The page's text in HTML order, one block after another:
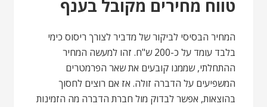
טווח מחירים מקובל בענף
המחיר הבסיסי לביקור של מדביר לצורך ריסוס כימי
בלבד עומד על כ-200 ש"ח. זהו למעשה המחיר
ההתחלתי, שממנו קובעים את שאר הפרמטרים
המשפיעים על הדברה זולה. אז אם רוצים לחסוך
בהוצאות, אפשר לבדוק מול חברת הדברה מה הזמינות